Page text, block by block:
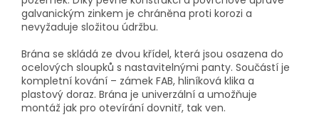
galvanickým zinkem je chráněna proti korozi a
nevyžaduje složitou údržbu.
Brána se skládá ze dvou křídel, která jsou osazena do
ocelových sloupků s nastavitelnými panty. Součástí je
kompletní kování – zámek FAB, hliníková klika a
plastový doraz. Brána je univerzální a umožňuje
montáž jak pro otevírání dovnitř, tak ven.